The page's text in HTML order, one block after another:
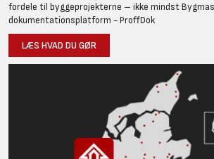
fordele til byggeprojekterne – ikke mindst Bygmas
dokumentationsplatform - ProffDok
LÆS HVAD DU GØR